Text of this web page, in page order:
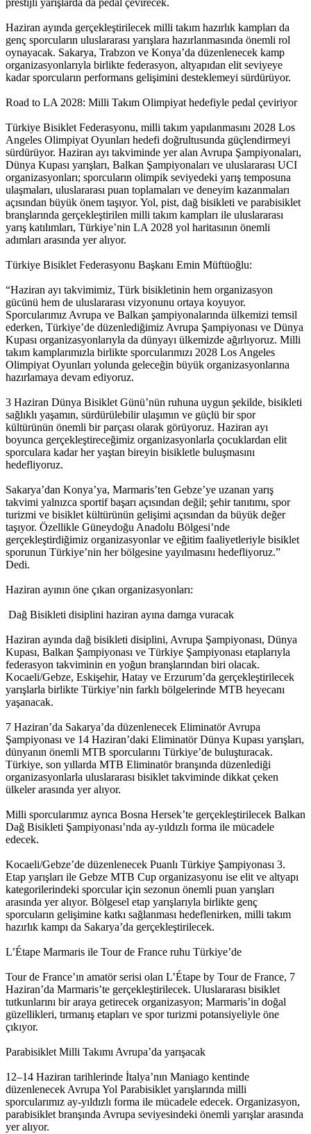
prestijli yarışlarda da pedal çevirecek.
Haziran ayında gerçekleştirilecek milli takım hazırlık kampları da
genç sporcuların uluslararası yarışlara hazırlanmasında önemli rol
oynayacak. Sakarya, Trabzon ve Konya’da düzenlenecek kamp
organizasyonlarıyla birlikte federasyon, altyapıdan elit seviyeye
kadar sporcuların performans gelişimini desteklemeyi sürdürüyor.
Road to LA 2028: Milli Takım Olimpiyat hedefiyle pedal çeviriyor
Türkiye Bisiklet Federasyonu, milli takım yapılanmasını 2028 Los
Angeles Olimpiyat Oyunları hedefi doğrultusunda güçlendirmeyi
sürdürüyor. Haziran ayı takviminde yer alan Avrupa Şampiyonaları,
Dünya Kupası yarışları, Balkan Şampiyonaları ve uluslararası UCI
organizasyonları; sporcuların olimpik seviyedeki yarış temposuna
ulaşmaları, uluslararası puan toplamaları ve deneyim kazanmaları
açısından büyük önem taşıyor. Yol, pist, dağ bisikleti ve parabisiklet
branşlarında gerçekleştirilen milli takım kampları ile uluslararası
yarış katılımları, Türkiye’nin LA 2028 yol haritasının önemli
adımları arasında yer alıyor.
Türkiye Bisiklet Federasyonu Başkanı Emin Müftüoğlu:
“Haziran ayı takvimimiz, Türk bisikletinin hem organizasyon
gücünü hem de uluslararası vizyonunu ortaya koyuyor.
Sporcularımız Avrupa ve Balkan şampiyonalarında ülkemizi temsil
ederken, Türkiye’de düzenlediğimiz Avrupa Şampiyonası ve Dünya
Kupası organizasyonlarıyla da dünyayı ülkemizde ağırlıyoruz. Milli
takım kamplarımızla birlikte sporcularımızı 2028 Los Angeles
Olimpiyat Oyunları yolunda geleceğin büyük organizasyonlarına
hazırlamaya devam ediyoruz.
3 Haziran Dünya Bisiklet Günü’nün ruhuna uygun şekilde, bisikleti
sağlıklı yaşamın, sürdürülebilir ulaşımın ve güçlü bir spor
kültürünün önemli bir parçası olarak görüyoruz. Haziran ayı
boyunca gerçekleştireceğimiz organizasyonlarla çocuklardan elit
sporculara kadar her yaştan bireyin bisikletle buluşmasını
hedefliyoruz.
Sakarya’dan Konya’ya, Marmaris’ten Gebze’ye uzanan yarış
takvimi yalnızca sportif başarı açısından değil; şehir tanıtımı, spor
turizmi ve bisiklet kültürünün gelişimi açısından da büyük değer
taşıyor. Özellikle Güneydoğu Anadolu Bölgesi’nde
gerçekleştirdiğimiz organizasyonlar ve eğitim faaliyetleriyle bisiklet
sporunun Türkiye’nin her bölgesine yayılmasını hedefliyoruz.”
Dedi.
Haziran ayının öne çıkan organizasyonları:
Dağ Bisikleti disiplini haziran ayına damga vuracak
Haziran ayında dağ bisikleti disiplini, Avrupa Şampiyonası, Dünya
Kupası, Balkan Şampiyonası ve Türkiye Şampiyonası etaplarıyla
federasyon takviminin en yoğun branşlarından biri olacak.
Kocaeli/Gebze, Eskişehir, Hatay ve Erzurum’da gerçekleştirilecek
yarışlarla birlikte Türkiye’nin farklı bölgelerinde MTB heyecanı
yaşanacak.
7 Haziran’da Sakarya’da düzenlenecek Eliminatör Avrupa
Şampiyonası ve 14 Haziran’daki Eliminatör Dünya Kupası yarışları,
dünyanın önemli MTB sporcularını Türkiye’de buluşturacak.
Türkiye, son yıllarda MTB Eliminatör branşında düzenlediği
organizasyonlarla uluslararası bisiklet takviminde dikkat çeken
ülkeler arasında yer alıyor.
Milli sporcularımız ayrıca Bosna Hersek’te gerçekleştirilecek Balkan
Dağ Bisikleti Şampiyonası’nda ay-yıldızlı forma ile mücadele
edecek.
Kocaeli/Gebze’de düzenlenecek Puanlı Türkiye Şampiyonası 3.
Etap yarışları ile Gebze MTB Cup organizasyonu ise elit ve altyapı
kategorilerindeki sporcular için sezonun önemli puan yarışları
arasında yer alıyor. Bölgesel etap yarışlarıyla birlikte genç
sporcuların gelişimine katkı sağlanması hedeflenirken, milli takım
hazırlık kampı da Sakarya’da gerçekleştirilecek.
L’Étape Marmaris ile Tour de France ruhu Türkiye’de
Tour de France’ın amatör serisi olan L’Étape by Tour de France, 7
Haziran’da Marmaris’te gerçekleştirilecek. Uluslararası bisiklet
tutkunlarını bir araya getirecek organizasyon; Marmaris’in doğal
güzellikleri, tırmanış etapları ve spor turizmi potansiyeliyle öne
çıkıyor.
Parabisiklet Milli Takımı Avrupa’da yarışacak
12–14 Haziran tarihlerinde İtalya’nın Maniago kentinde
düzenlenecek Avrupa Yol Parabisiklet yarışlarında milli
sporcularımız ay-yıldızlı forma ile mücadele edecek. Organizasyon,
parabisiklet branşında Avrupa seviyesindeki önemli yarışlar arasında
yer alıyor.